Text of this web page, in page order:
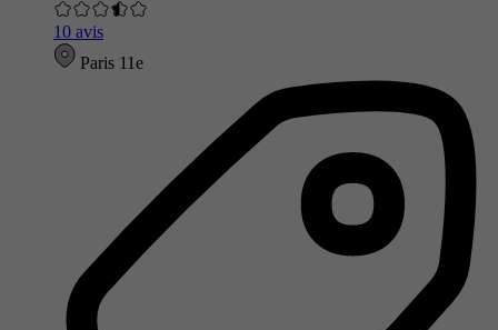
10 avis
Paris 11e